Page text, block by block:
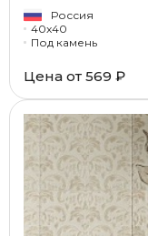
Россия
40x40
Под камень
Цена от 569 ₽